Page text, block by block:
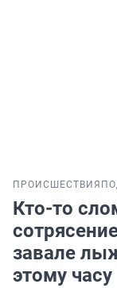
ПРОИСШЕСТВИЯ
Кто-то
завале
этому часу